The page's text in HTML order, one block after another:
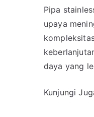
Pipa
upaya
daya yang
Kunjungi